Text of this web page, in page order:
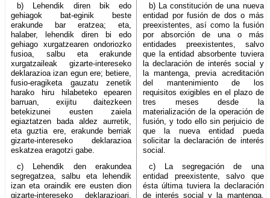
b) Lehendik diren bik edo
gehiagok bat-eginik beste
erakunde bar eratzea; eta,
halaber, lehendik diren bi edo
gehiago xurgatzearen ondoriozko
fusioa, salbu eta erakunde
xurgatzaileak gizarte-intereseko
deklarazioa izan egun ere; betiere,
fusio-eragiketa gauzatu zenetik
harako hiru hilabeteko epearen
barruan, exijitu daitezkeen
betekizunei eusten zaiela
egiaztatzen bada aldez aurretik,
eta guztia ere, erakunde berriak
gizarte-intereseko deklarazioa
eskatzea eragotzi gabe.
b) La constitución de una nueva
entidad por fusión de dos o más
preexistentes, así como la fusión
por absorción de una o más
entidades preexistentes, salvo
que la entidad absorbente tuviera
la declaración de interés social y
la mantenga, previa acreditación
del mantenimiento de los
requisitos exigibles en el plazo de
tres meses desde la
materialización de la operación de
fusión, y todo ello sin perjuicio de
que la nueva entidad pueda
solicitar la declaración de interés
social.
c) Lehendik den erakundea
segregatzea, salbu eta lehendik
izan eta oraindik ere eusten dion
gizarte-intereseko deklarazioari,
c) La segregación de una
entidad preexistente, salvo que
ésta última tuviera la declaración
de interés social y la mantenga,